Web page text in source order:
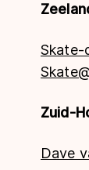
Skate-
Zuid-
Dave